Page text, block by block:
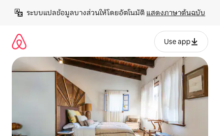
เนื้อหา
ระบบแปลข้อมูลบางส่วนให้โดยอัตโนมัติ แสดงภาษาต้นฉบับ
Use app